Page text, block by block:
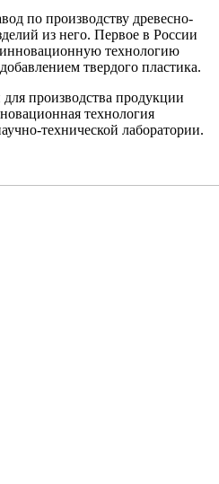
по производству древесно-
из него. Первое в России
технологию
твердого пластика.
производства продукции
технология
технической лаборатории.